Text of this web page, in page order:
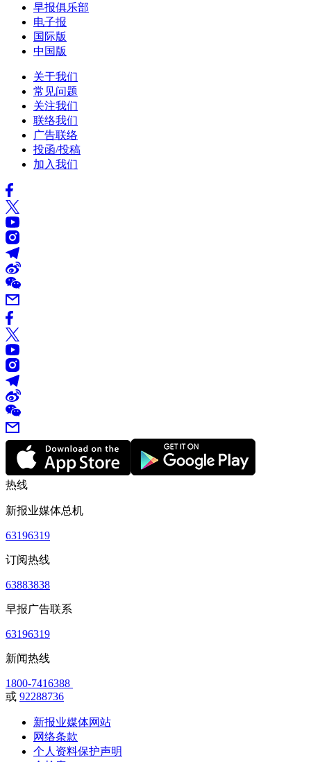
早报俱乐部
电子报
国际版
中国版
关于我们
常见问题
关注我们
联络我们
广告联络
投函/投稿
加入我们
热线
新报业媒体总机
63196319
订阅热线
63883838
早报广告联系
63196319
新闻热线
1800-7416388
或 92288736
新报业媒体网站
网络条款
个人资料保护声明